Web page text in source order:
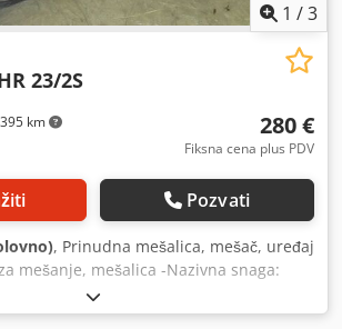
1 /3
km
23/2S
280 €
Fiksna cena plus PDV
Pozvati
, Prinudna mešalica, mešač, uređaj
mešanje, mešalica -Nazivna snaga:
A Rnzog Eoa -Priključak: 230 V -Brzina
-Dimenzije: 600/500/V180 mm -